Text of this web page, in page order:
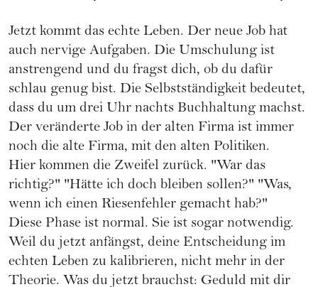
Jetzt kommt das echte Leben. Der neue Job hat
auch nervige Aufgaben. Die Umschulung ist
anstrengend und du fragst dich, ob du dafür
schlau genug bist. Die Selbstständigkeit bedeutet,
dass du um drei Uhr nachts Buchhaltung machst.
Der veränderte Job in der alten Firma ist immer
noch die alte Firma, mit den alten Politiken.
Hier kommen die Zweifel zurück. "War das
richtig?" "Hätte ich doch bleiben sollen?" "Was,
wenn ich einen Riesenfehler gemacht hab?"
Diese Phase ist normal. Sie ist sogar notwendig.
Weil du jetzt anfängst, deine Entscheidung im
echten Leben zu kalibrieren, nicht mehr in der
Theorie. Was du jetzt brauchst: Geduld mit dir